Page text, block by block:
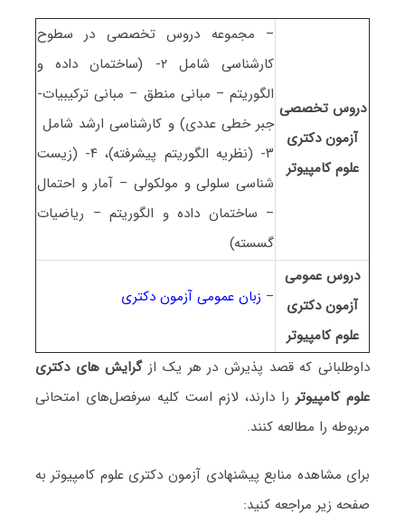
دروس تخصصی
آزمون دکتری
ﻋﻠﻮم ﻛﺎﻣﭙﻴﻮﺗﺮ
– مجموعه دروس تخصصی در سطوح
کارشناسی شامل ۲- (ساختمان داده و
الگوریتم – مبانی منطق – مبانی ترکیبیات-
جبر خطی عددی) و کارشناسی ارشد شامل
۳- (نظریه الگوریتم پیشرفته)، ۴- (زیست
شناسی سلولی و مولکولی – آمار و احتمال
– ساختمان داده و الگوریتم – ریاضیات
گسسته)
دروس عمومی
آزمون دکتری
ﻋﻠﻮم ﻛﺎﻣﭙﻴﻮﺗﺮ
– زبان عمومی آزمون دکتری
داوطلبانی که قصد پذیرش در هر یک از گرایش های دکتری
ﻋﻠﻮم ﻛﺎﻣﭙﻴﻮﺗﺮ را دارند، لازم است کلیه سرفصل‌های امتحانی
مربوطه را مطالعه کنند.
برای مشاهده منابع پیشنهادی آزمون دکتری ﻋﻠﻮم ﻛﺎﻣﭙﻴﻮﺗﺮ به
صفحه زیر مراجعه کنید: